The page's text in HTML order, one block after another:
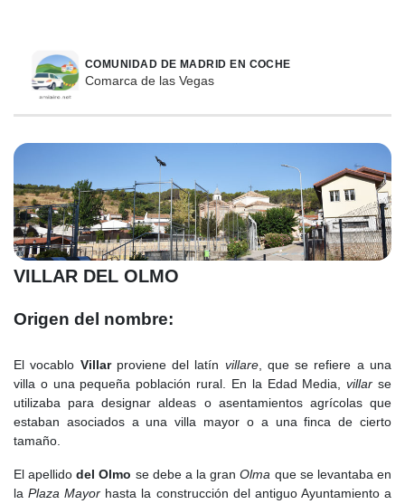
COMUNIDAD DE MADRID EN COCHE
Comarca de las Vegas
VILLAR DEL OLMO
Origen del nombre:
El vocablo Villarproviene del latín villare, que se refiere a una
villa o una pequeña población rural. En la Edad Media,villar se
utilizaba para designar aldeas o asentamientos agrícolas que
estaban asociados a una villa mayor o a una finca de cierto
tamaño.
El apellidodel Olmo se debe a la granOlma que se levantaba en
laPlaza Mayor hasta la construcción del antiguo Ayuntamiento a